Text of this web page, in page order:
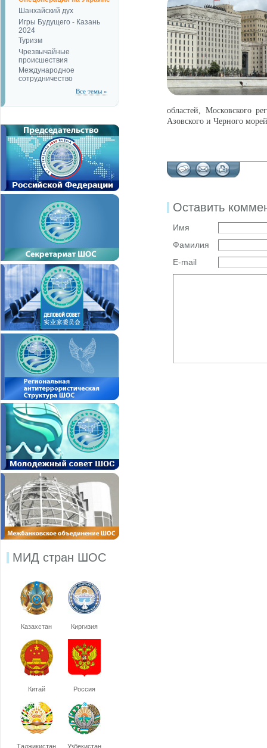
Шанхайский дух
Игры Будущего - Казань
2024
Туризм
Чрезвычайные
происшествия
Международное
сотрудничество
Все темы »
МИД стран ШОС
Казахстан Киргизия
Китай Россия
Таджикистан Узбекистан
областей, Московского
Азовского и Черного
Оставить
Имя
Фамилия
E-mail